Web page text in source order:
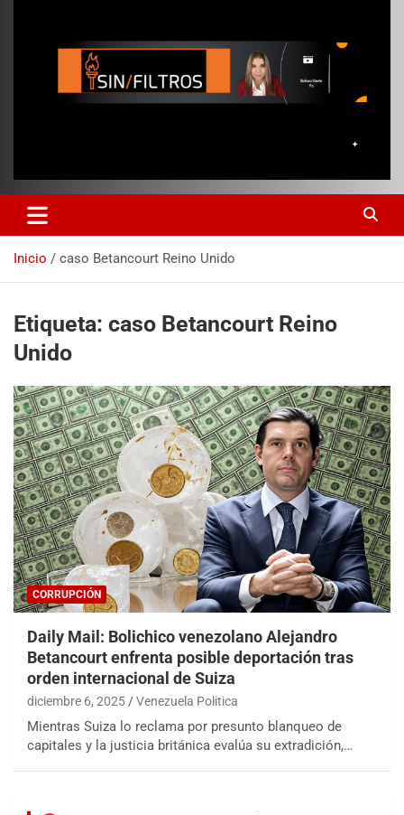
Inicio caso Betancourt Reino Unido
Etiqueta: caso Betancourt Reino
Unido
CORRUPCIÓN
Daily Mail: Bolichico venezolano Alejandro
Betancourt enfrenta posible deportación tras
orden internacional de Suiza
diciembre 6, 2025 Venezuela Politica
Mientras Suiza lo reclama por presunto blanqueo de
capitales y la justicia británica evalúa su extradición,…